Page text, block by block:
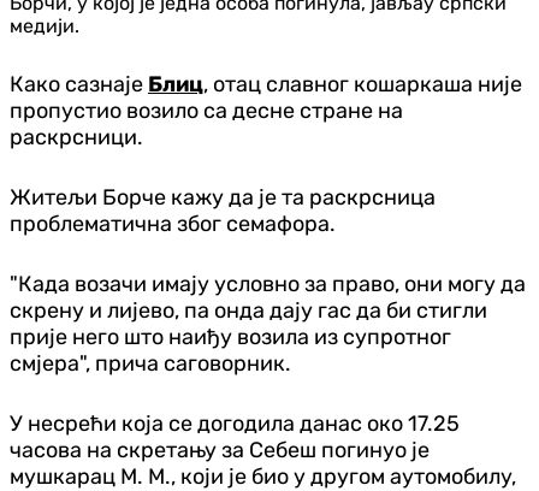
медији.
Како сазнаје Блиц, отац славног кошаркаша није
пропустио возило са десне стране на
раскрсници.
Житељи Борче кажу да је та раскрсница
проблематична због семафора.
"Када возачи имају условно за право, они могу да
скрену и лијево, па онда дају гас да би стигли
прије него што наиђу возила из супротног
смјера", прича саговорник.
У несрећи која се догодила данас око 17.25
часова на скретању за Себеш погинуо је
мушкарац М. М., који је био у другом аутомобилу,